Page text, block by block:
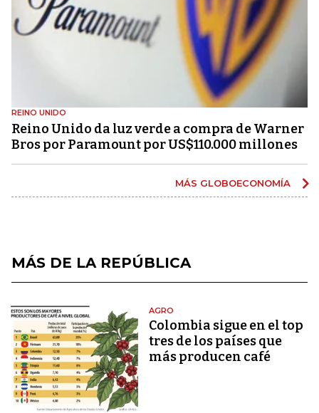
REINO UNIDO
Reino Unido da luz verde a compra de Warner
Bros por Paramount por US$110.000 millones
MÁS GLOBOECONOMÍA
MÁS DE LA REPÚBLICA
AGRO
Colombia sigue en el top
tres de los países que
más producen café